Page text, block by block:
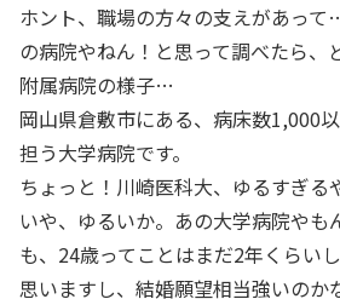
ホント、職場の方々の支えがあっ
の病院やねん！と思って調べたら、
附属病院の様子…
岡山県倉敷市にある、病床数1,000
担う大学病院です。
ちょっと！川崎医科大、ゆるすぎる
いや、ゆるいか。あの大学病院や
も、24歳ってことはまだ2年くらい
思いますし、結婚願望相当強いのか